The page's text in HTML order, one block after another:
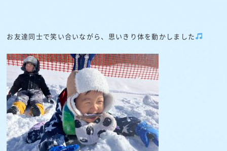
お友達同士で笑い合いながら、思いきり体を動かしました